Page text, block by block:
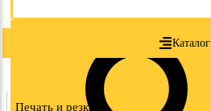
Каталог
Печать и резка